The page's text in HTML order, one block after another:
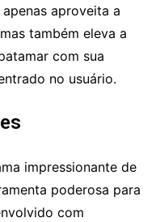
aproveita a
também eleva a
com sua
no usuário.
impressionante de
poderosa para
com